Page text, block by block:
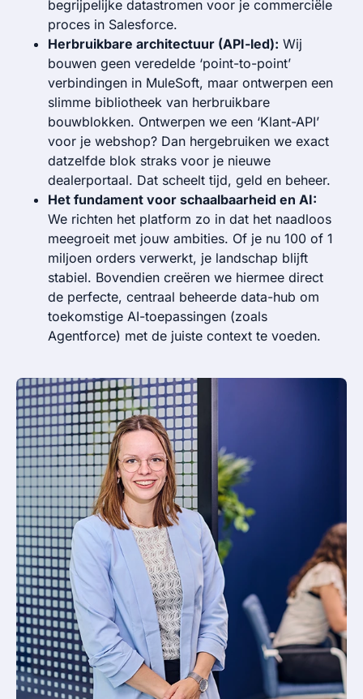
begrijpelijke datastromen voor je commerciële
proces in Salesforce.
Herbruikbare architectuur (API-led): Wij
bouwen geen veredelde ‘point-to-point’
verbindingen in MuleSoft, maar ontwerpen een
slimme bibliotheek van herbruikbare
bouwblokken. Ontwerpen we een ‘Klant-API’
voor je webshop? Dan hergebruiken we exact
datzelfde blok straks voor je nieuwe
dealerportaal. Dat scheelt tijd, geld en beheer.
Het fundament voor schaalbaarheid en AI:
We richten het platform zo in dat het naadloos
meegroeit met jouw ambities. Of je nu 100 of 1
miljoen orders verwerkt, je landschap blijft
stabiel. Bovendien creëren we hiermee direct
de perfecte, centraal beheerde data-hub om
toekomstige AI-toepassingen (zoals
Agentforce) met de juiste context te voeden.